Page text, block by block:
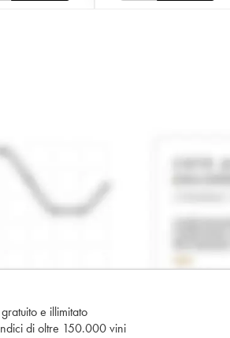
e illimitato
di oltre 150.000 vini